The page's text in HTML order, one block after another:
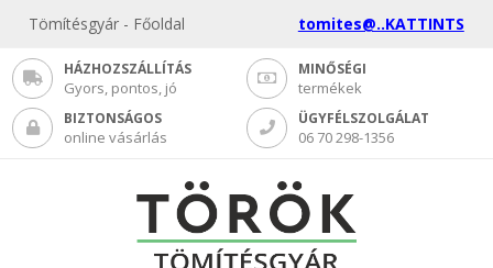
Tömítésgyár - Főoldal tomites@..KATTINTS
HÁZHOZSZÁLLÍTÁS
Gyors, pontos, jó
MINŐSÉGI
termékek
BIZTONSÁGOS
online vásárlás
ÜGYFÉLSZOLGÁLAT
06 70 298-1356